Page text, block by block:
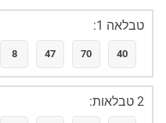
טבלאה 1:
8 47 70 40
2 טבלאות: